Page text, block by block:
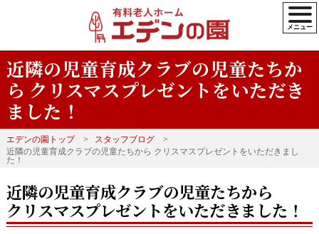
近隣の児童育成クラブの児童たちか
ら クリスマスプレゼントをいただき
ました！
エデンの園トップ
スタッフブログ
近隣の児童育成クラブの児童たちから クリスマスプレゼントをいただきまし
た！
近隣の児童育成クラブの児童たちから
クリスマスプレゼントをいただきました！